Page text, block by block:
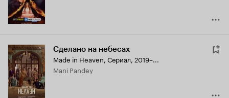
Сделано на небесах
Made in Heaven, Сериал, 2019–...
Mani Pandey